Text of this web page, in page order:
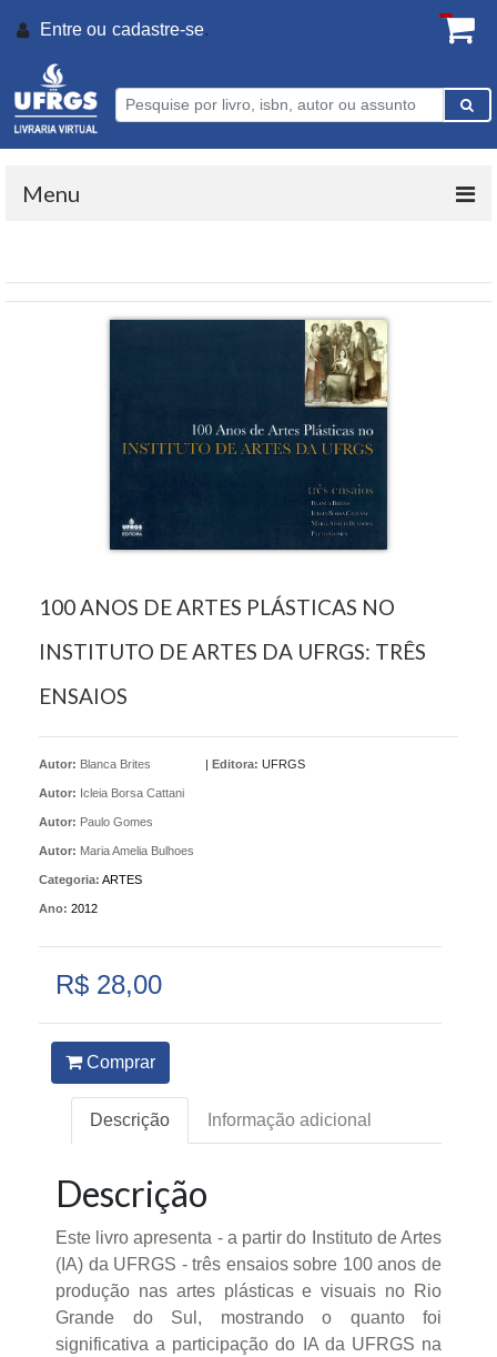
Entre ou cadastre-se.
Menu
100 ANOS DE ARTES PLÁSTICAS NO
INSTITUTO DE ARTES DA UFRGS: TRÊS
ENSAIOS
Autor: Blanca Brites
Autor: Icleia Borsa Cattani
Autor: Paulo Gomes
Autor: Maria Amelia Bulhoes
Editora: UFRGS
Categoria: ARTES
Ano: 2012
R$ 28,00
Comprar
Descrição Informação adicional
Descrição
Este livro apresenta - a partir do Instituto de Artes
(IA) da UFRGS - três ensaios sobre 100 anos de
produção nas artes plásticas e visuais no Rio
Grande do Sul, mostrando o quanto foi
significativa a participação do IA da UFRGS na